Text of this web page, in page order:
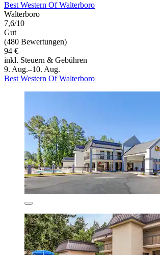
Best Western Of Walterboro
Walterboro
7,6/10
Gut
(480 Bewertungen)
94 €
inkl. Steuern & Gebühren
9. Aug.–10. Aug.
Best Western Of Walterboro